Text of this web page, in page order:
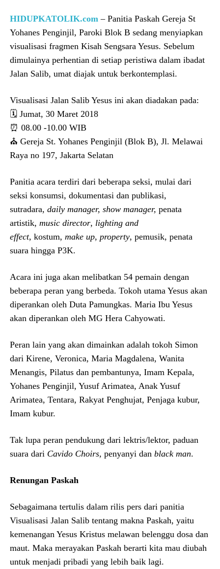
HIDUPKATOLIK.com – Panitia Paskah Gereja St
Yohanes Penginjil, Paroki Blok B sedang menyiapkan
visualisasi fragmen Kisah Sengsara Yesus. Sebelum
dimulainya perhentian di setiap peristiwa dalam ibadat
Jalan Salib, umat diajak untuk berkontemplasi.
Visualisasi Jalan Salib Yesus ini akan diadakan pada:
🗓 Jumat, 30 Maret 2018
⏰ 08.00 -10.00 WIB
⛪ Gereja St. Yohanes Penginjil (Blok B), Jl. Melawai
Raya no 197, Jakarta Selatan
Panitia acara terdiri dari beberapa seksi, mulai dari
seksi konsumsi, dokumentasi dan publikasi,
sutradara, daily manager, show manager, penata
artistik, music director, lighting and
effect, kostum, make up, property, pemusik, penata
suara hingga P3K.
Acara ini juga akan melibatkan 54 pemain dengan
beberapa peran yang berbeda. Tokoh utama Yesus akan
diperankan oleh Duta Pamungkas. Maria Ibu Yesus
akan diperankan oleh MG Hera Cahyowati.
Peran lain yang akan dimainkan adalah tokoh Simon
dari Kirene, Veronica, Maria Magdalena, Wanita
Menangis, Pilatus dan pembantunya, Imam Kepala,
Yohanes Penginjil, Yusuf Arimatea, Anak Yusuf
Arimatea, Tentara, Rakyat Penghujat, Penjaga kubur,
Imam kubur.
Tak lupa peran pendukung dari lektris/lektor, paduan
suara dari Cavido Choirs, penyanyi dan black man.
Renungan Paskah
Sebagaimana tertulis dalam rilis pers dari panitia
Visualisasi Jalan Salib tentang makna Paskah, yaitu
kemenangan Yesus Kristus melawan belenggu dosa dan
maut. Maka merayakan Paskah berarti kita mau diubah
untuk menjadi pribadi yang lebih baik lagi.